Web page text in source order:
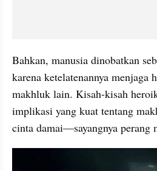
Bahkan, manusia dinobatkan
karena ketelatenannya menjaga
makhluk lain. Kisah-kisah
implikasi yang kuat tentang
cinta damai—sayangnya perang